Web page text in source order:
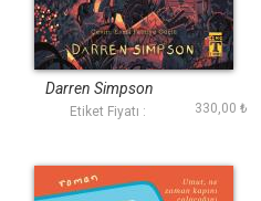
Çöpçüler
Darren Simpson
Etiket Fiyatı : 330,00 ₺